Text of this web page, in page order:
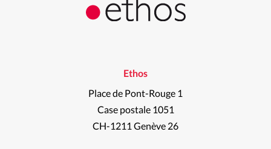
Ethos
Place de Pont-Rouge 1
Case postale 1051
CH-1211 Genève 26